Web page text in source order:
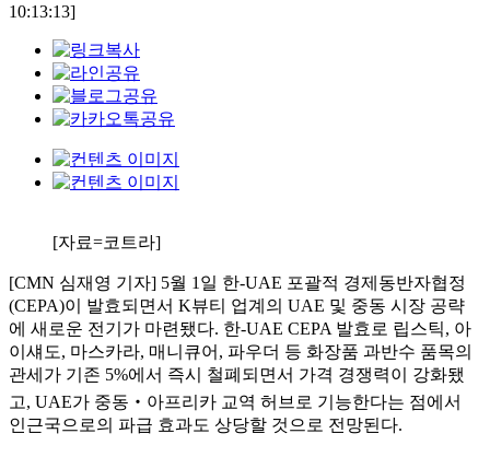
10:13:13]
[자료=코트라]
[CMN 심재영 기자] 5월 1일 한-UAE 포괄적 경제동반자협정
(CEPA)이 발효되면서 K뷰티 업계의 UAE 및 중동 시장 공략
에 새로운 전기가 마련됐다. 한-UAE CEPA 발효로 립스틱, 아
이섀도, 마스카라, 매니큐어, 파우더 등 화장품 과반수 품목의
관세가 기존 5%에서 즉시 철폐되면서 가격 경쟁력이 강화됐
고, UAE가 중동‧아프리카 교역 허브로 기능한다는 점에서
인근국으로의 파급 효과도 상당할 것으로 전망된다.